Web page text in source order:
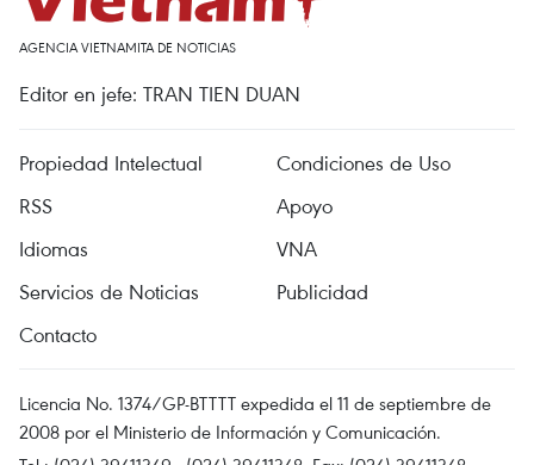
AGENCIA VIETNAMITA DE NOTICIAS
Editor en jefe: TRAN TIEN DUAN
Propiedad Intelectual
Condiciones de Uso
RSS
Apoyo
Idiomas
VNA
Servicios de Noticias
Publicidad
Contacto
Licencia No. 1374/GP-BTTTT expedida el 11 de septiembre de
2008 por el Ministerio de Información y Comunicación.